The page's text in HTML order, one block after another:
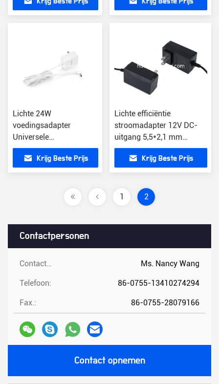
Contactpersonen
Contactpersonen: Ms. Nancy Wang
Telefoon: 86-0755-13410274294
Fax.: 86-0755-28079166
Contact opnemen
apparaten
CE/FCC/RoHS
certificeringen
Lichte 24W
voedingsadapter
Universele
compatibiliteit Efficiëntie
Schakelaar modus
Power Unit
Krijg Beste Prijs
Lichte efficiëntie
stroomadapter 12V DC-
uitgang 5,5*2,1 mm
Connector overbelasting
beschermingKrijg Beste Prijs
1 2